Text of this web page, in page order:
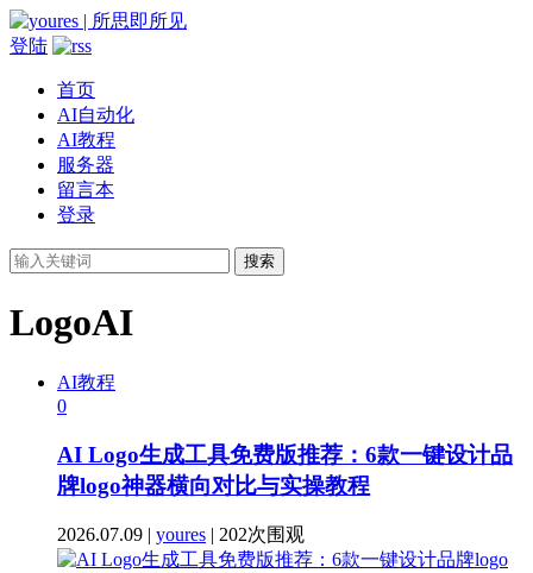
登陆
首页
AI自动化
AI教程
服务器
留言本
登录
搜索
LogoAI
AI教程
0
AI Logo生成工具免费版推荐：6款一键设计品
牌logo神器横向对比与实操教程
2026.07.09 | youres | 202次围观